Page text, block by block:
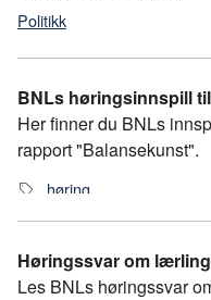
Politikk
BNLs høringsinnspill
Her finner du BNLs
rapport "Balansekunst".
høring
Høringssvar om
Les BNLs høringssvar